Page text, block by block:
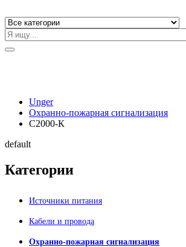
Unger
Охранно-пожарная сигнализация
С2000-К
default
Категории
Источники питания
Кабели и провода
Охранно-пожарная сигнализация